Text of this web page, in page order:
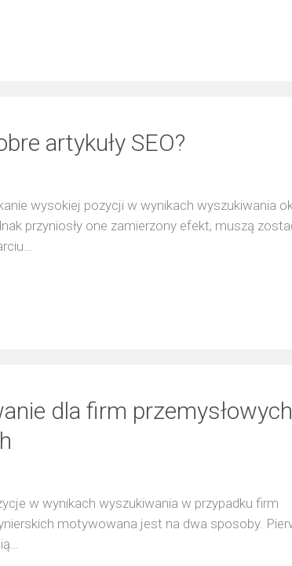
artykuły SEO?
wysokiej pozycji w wynikach wyszukiwania
przyniosły one zamierzony efekt, muszą
dla firm
w wynikach wyszukiwania w przypadku firm
motywowana jest na dwa sposoby.